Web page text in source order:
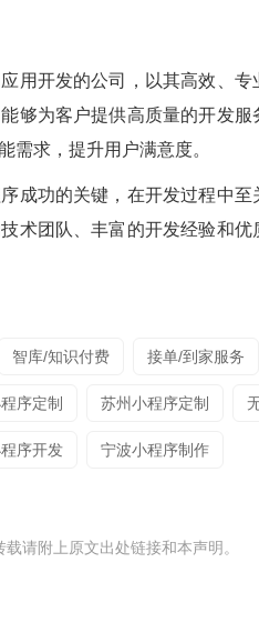
用开发的公司，以其高效、
够为客户提供高质量的开发
需求，提升用户满意度。
成功的关键，在开发过程中
术团队、丰富的开发经验和
智库/知识付费 接单/到家服务
序定制 苏州小程序定制
序开发 宁波小程序制作
请附上原文出处链接和本声明。